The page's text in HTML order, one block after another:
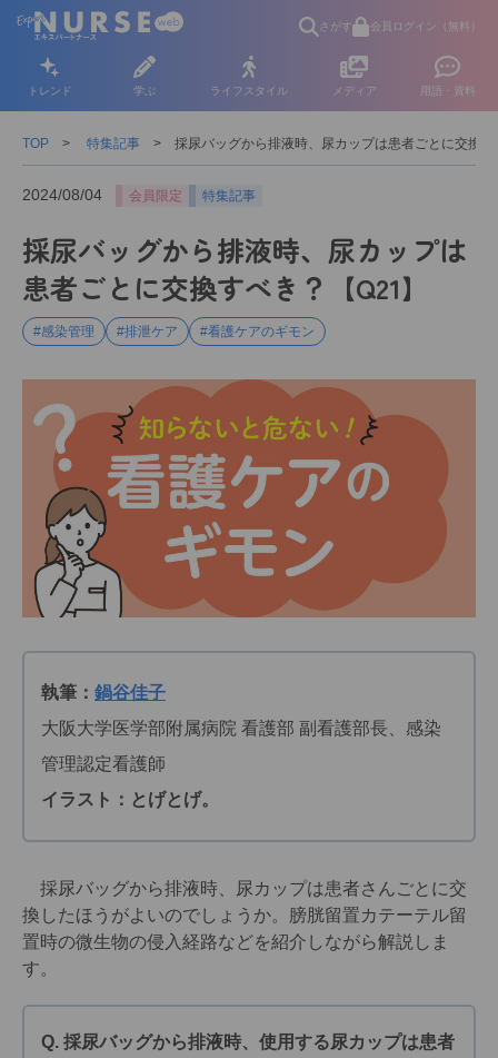
さがす 会員ログイン（無料）
トレンド 学ぶ ライフスタイル メディア 用語・資料
TOP 特集記事 採尿バッグから排液時、尿カップは患者ごとに交換
2024/08/04 会員限定 特集記事
採尿バッグから排液時、尿カップは
患者ごとに交換すべき？【Q21】
#感染管理 #排泄ケア #看護ケアのギモン
執筆： 鍋谷佳子
大阪大学医学部附属病院 看護部 副看護部長、感染
管理認定看護師
イラスト：とげとげ。
採尿バッグから排液時、尿カップは患者さんごとに交
換したほうがよいのでしょうか。膀胱留置カテーテル留
置時の微生物の侵入経路などを紹介しながら解説しま
す。
Q. 採尿バッグから排液時、使用する尿カップは患者